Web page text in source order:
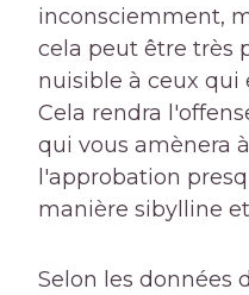
inconsciemment,
cela peut être très
nuisible à ceux qui
Cela rendra
qui vous amènera
l'approbation
manière sibylline
Selon les données